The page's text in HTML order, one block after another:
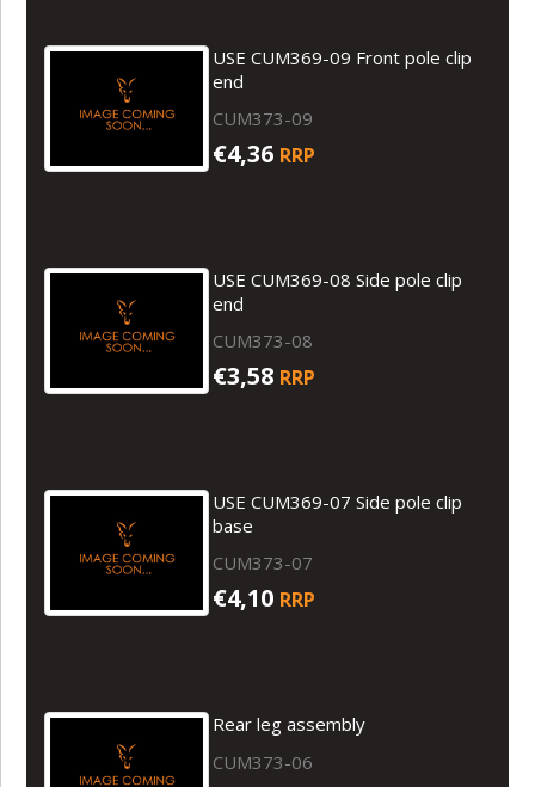
USE CUM369-09 Front pole clip
end
CUM373-09
€4,36 RRP
USE CUM369-08 Side pole clip
end
CUM373-08
€3,58 RRP
USE CUM369-07 Side pole clip
base
CUM373-07
€4,10 RRP
Rear leg assembly
CUM373-06